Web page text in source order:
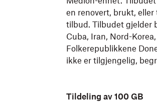
en renovert, brukt,
tilbud. Tilbudet gjelder
Cuba, Iran, Nord-
Folkerepublikkene
ikke er tilgjengelig,
Tildeling av 100 GB